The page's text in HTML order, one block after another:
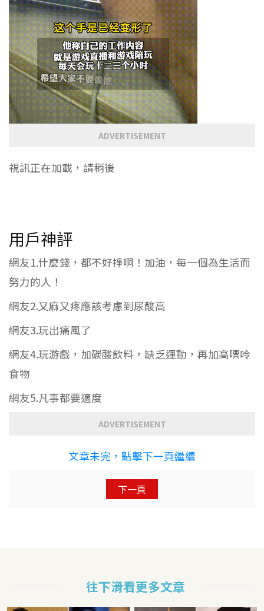
ADVERTISEMENT
視訊正在加載，請稍後
用戶神評
網友1.什麼錢，都不好掙啊！加油，每一個為生活而
努力的人！
網友2.又麻又疼應該考慮到尿酸高
網友3.玩出痛風了
網友4.玩游戲，加碳酸飲料，缺乏運動，再加高嘌呤
食物
網友5.凡事都要適度
ADVERTISEMENT
文章未完，點擊下一頁繼續
下一頁
往下滑看更多文章